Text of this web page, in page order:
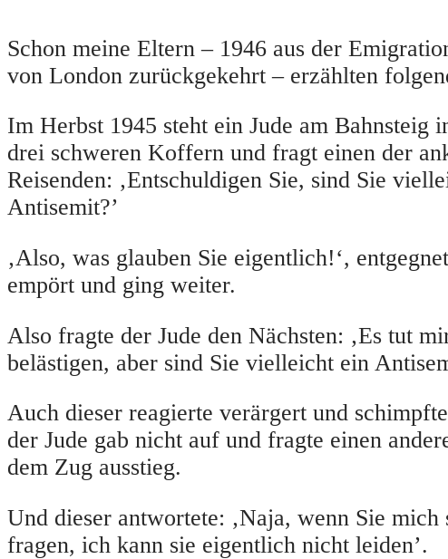
Schon meine Eltern – 1946 aus der
von London zurückgekehrt – erzählten
Im Herbst 1945 steht ein Jude am Bahnsteig
drei schweren Koffern und fragt einen der
Reisenden: ‚Entschuldigen Sie, sind Sie
Antisemit?’
‚Also, was glauben Sie eigentlich!‘,
empört und ging weiter.
Also fragte der Jude den Nächsten: ‚Es tut
belästigen, aber sind Sie vielleicht ein
Auch dieser reagierte verärgert und
der Jude gab nicht auf und fragte einen
dem Zug ausstieg.
Und dieser antwortete: ‚Naja, wenn Sie mich
fragen, ich kann sie eigentlich nicht leiden’.